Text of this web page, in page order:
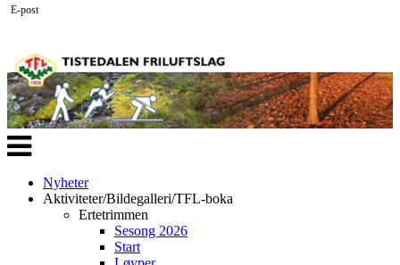
Veksle
navigasjon
Nyheter
Aktiviteter/Bildegalleri/TFL-boka
Ertetrimmen
Sesong 2026
Start
E-post